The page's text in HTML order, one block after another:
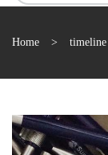
ปากกาโลหะ
ปากกาเน้นข้
ปากกาตั้งโต๊ะ
สินค้าสต็อก
ผลงานสินค้า
ผลงานโรงงา
ติดต่อเรา
บทความ
Home > timeline